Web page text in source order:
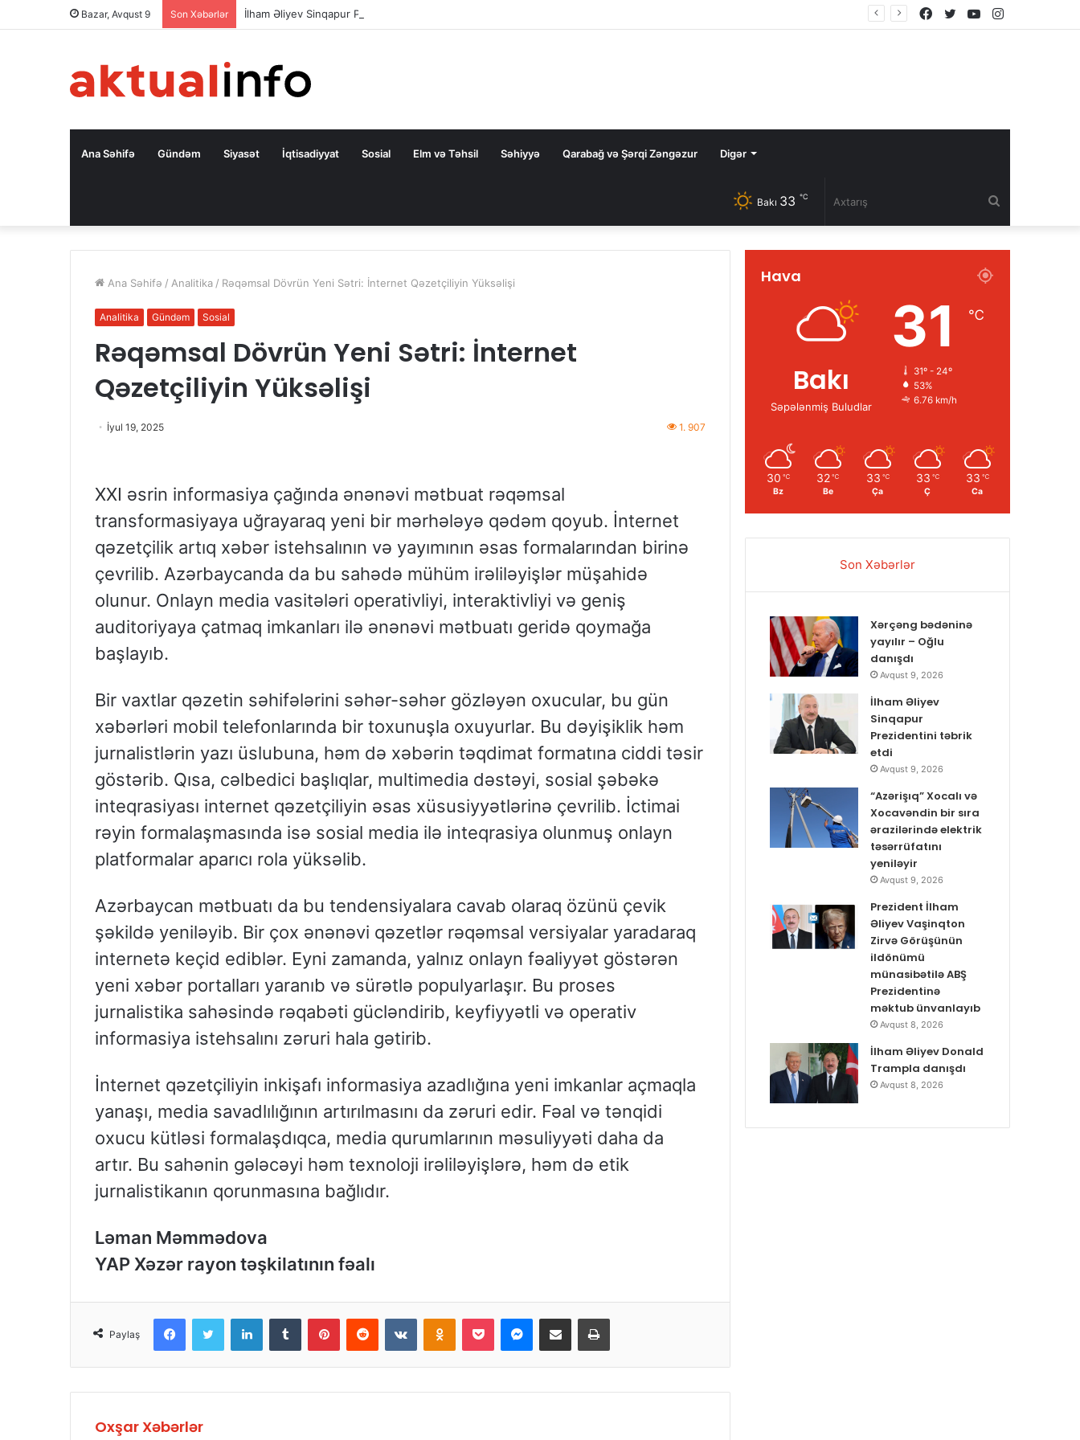
Bazar, Avqust 9 Son Xəbərlər İlham Əliyev Sinqapur Prezidentini təbrik etdi YouTube
Twitter
Facebook
Ana Səhifə Gündəm Siyasət İqtisadiyyat Sosial Elm və Təhsil Səhiyyə Qarabağ və Şərqi Zəngəzur Digər
Bakı 33 ℃
Ana Səhifə / Analitika / Rəqəmsal Dövrün Yeni Sətri: İnternet Qəzetçiliyin Yüksəlişi
Analitika Gündəm Sosial
Rəqəmsal Dövrün Yeni Sətri: İnternet
Qəzetçiliyin Yüksəlişi
İyul 19, 2025 1. 907
XXI əsrin informasiya çağında ənənəvi mətbuat rəqəmsal
transformasiyaya uğrayaraq yeni bir mərhələyə qədəm qoyub. İnternet
qəzetçilik artıq xəbər istehsalının və yayımının əsas formalarından birinə
çevrilib. Azərbaycanda da bu sahədə mühüm irəliləyişlər müşahidə
olunur. Onlayn media vasitələri operativliyi, interaktivliyi və geniş
auditoriyaya çatmaq imkanları ilə ənənəvi mətbuatı geridə qoymağa
başlayıb.
Bir vaxtlar qəzetin səhifələrini səhər-səhər gözləyən oxucular, bu gün
xəbərləri mobil telefonlarında bir toxunuşla oxuyurlar. Bu dəyişiklik həm
jurnalistlərin yazı üslubuna, həm də xəbərin təqdimat formatına ciddi təsir
göstərib. Qısa, cəlbedici başlıqlar, multimedia dəstəyi, sosial şəbəkə
inteqrasiyası internet qəzetçiliyin əsas xüsusiyyətlərinə çevrilib. İctimai
rəyin formalaşmasında isə sosial media ilə inteqrasiya olunmuş onlayn
platformalar aparıcı rola yüksəlib.
Azərbaycan mətbuatı da bu tendensiyalara cavab olaraq özünü çevik
şəkildə yeniləyib. Bir çox ənənəvi qəzetlər rəqəmsal versiyalar yaradaraq
internetə keçid ediblər. Eyni zamanda, yalnız onlayn fəaliyyət göstərən
yeni xəbər portalları yaranıb və sürətlə populyarlaşır. Bu proses
jurnalistika sahəsində rəqabəti gücləndirib, keyfiyyətli və operativ
informasiya istehsalını zəruri hala gətirib.
İnternet qəzetçiliyin inkişafı informasiya azadlığına yeni imkanlar açmaqla
yanaşı, media savadlılığının artırılmasını da zəruri edir. Fəal və tənqidi
oxucu kütləsi formalaşdıqca, media qurumlarının məsuliyyəti daha da
artır. Bu sahənin gələcəyi həm texnoloji irəliləyişlərə, həm də etik
jurnalistikanın qorunmasına bağlıdır.
Ləman Məmmədova
YAP Xəzər rayon təşkilatının fəalı
Paylaş
Oxşar Xəbərlər
Hava
Bakı
Səpələnmiş Buludlar
31 ℃
31º - 24º
53%
6.76 km/h
30 ℃
Bz
32 ℃
Be
33 ℃
Ça
33 ℃
Ç
33 ℃
Ca
Son Xəbərlər
Xərçəng bədəninə
yayılır – Oğlu
danışdı
Avqust 9, 2026
İlham Əliyev
Sinqapur
Prezidentini təbrik
etdi
Avqust 9, 2026
“Azərişıq” Xocalı və
Xocavəndin bir sıra
ərazilərində elektrik
təsərrüfatını
yeniləyir
Avqust 9, 2026
Prezident İlham
Əliyev Vaşinqton
Zirvə Görüşünün
ildönümü
münasibətilə ABŞ
Prezidentinə
məktub ünvanlayıb
Avqust 8, 2026
İlham Əliyev Donald
Trampla danışdı
Avqust 8, 2026